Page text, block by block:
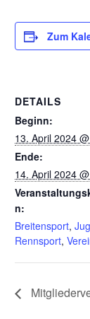
Zum
DETAILS
Beginn:
13. April 2024
Ende:
14. April 2024
n:
Breitensport,
Rennsport,